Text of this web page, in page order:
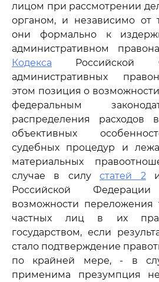
лицом при рассмотрении
органом, и независимо от
они формально к
административном
Кодекса Российской
административных
этом позиция о
федеральным
распределения расходов
объективных
судебных процедур и
материальных
случае в силустатей 2
Российской
возможности переложения
частных лиц в их
государством, если
стало подтверждение
по крайней мере, - в
применима презумпция